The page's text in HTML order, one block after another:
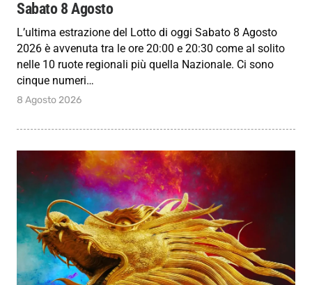
Sabato 8 Agosto
L’ultima estrazione del Lotto di oggi Sabato 8 Agosto
2026 è avvenuta tra le ore 20:00 e 20:30 come al solito
nelle 10 ruote regionali più quella Nazionale. Ci sono
cinque numeri…
8 Agosto 2026